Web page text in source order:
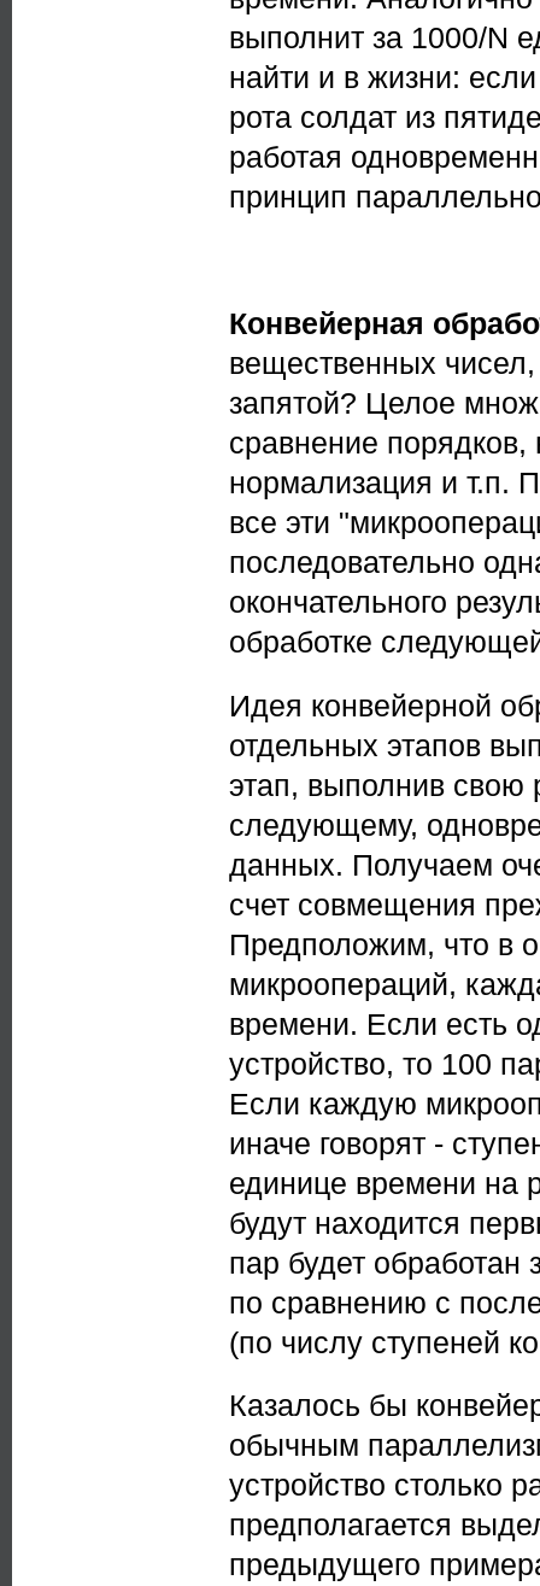
выполнит за 1000/N
найти и в жизни:
рота солдат из
работая
принцип
Конвейерная
вещественных
запятой? Целое
сравнение
нормализация и т.п.
все эти
последовательно
окончательного
обработке
Идея конвейерной
отдельных этапов
этап, выполнив свою
следующему,
данных. Получаем
счет совмещения
Предположим, что в
микроопераций,
времени. Если есть
устройство, то 100
Если каждую
иначе говорят -
единице времени на
будут находится
пар будет
по сравнению с
(по числу ступеней
Казалось бы
обычным
устройство столько
предполагается
предыдущего